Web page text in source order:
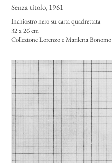
Senza titolo, 1961
Inchiostro nero su carta quadrettata
32 x 26 cm
Collezione Lorenzo e Marilena Bonomo